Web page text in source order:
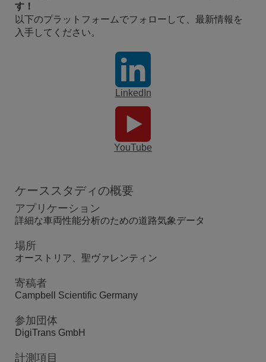
す！
以下のプラットフォームでフォローして、最新情報を
入手してください。
LinkedIn
YouTube
ケーススタディの概要
アプリケーション
詳細な車両性能分析のための道路気象データ
場所
オーストリア、聖ヴァレンティン
寄稿者
Campbell Scientific Germany
参加団体
DigiTrans GmbH
計測項目